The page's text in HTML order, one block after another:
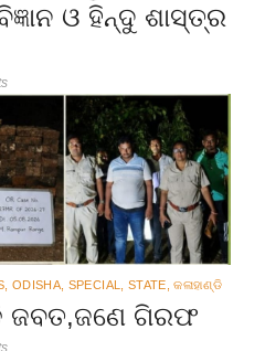
ଓ ହିନ୍ଦୁ ଶାସ୍ତ୍ର
, ODISHA, SPECIAL, STATE, କଳାହାଣ୍ଡି
ଜବତ,ଜଣେ ଗିରଫ